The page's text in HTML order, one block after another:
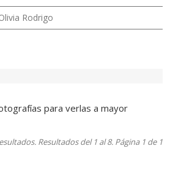
Rodrigo
para verlas a mayor
Resultados del 1 al 8. Página 1 de 1